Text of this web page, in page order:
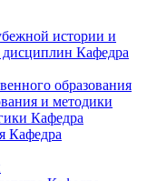
истории и
Кафедра
образования
и методики
Кафедра
Кафедра